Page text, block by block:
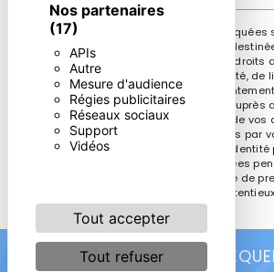
Nos partenaires
(17)
APIs
Autre
Mesure d'audience
Régies publicitaires
Réseaux sociaux
Support
Vidéos
Tout accepter
Tout refuser
** Les données personnelles
aux fins de vous contacter. Elles sont
ses sous-traitants. Vous disposez de droits
rectification, d’effacement, de portabilité, de
d’opposition, de retrait de votre
du droit d’introduire une réclamation auprès
contrôle, ainsi que d’organiser le sort de
mortem. Vous pouvez exercer ces droits par
courrier électronique. Un justificatif d'identité
demandé. Nous conservons vos données
prise de contact puis pendant la durée de
fins probatoires et de gestion des
RECHERCHES